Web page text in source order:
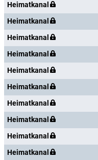
Heimatkanal
Heimatkanal
Heimatkanal
Heimatkanal
Heimatkanal
Heimatkanal
Heimatkanal
Heimatkanal
Heimatkanal
Heimatkanal